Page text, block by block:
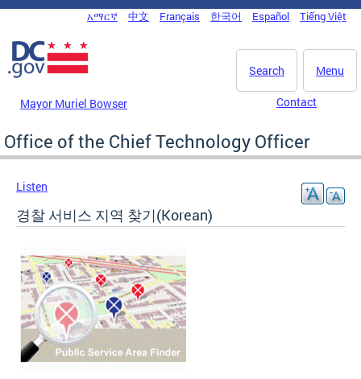
Skip to main content
DC Agency Top Menu
አማርኛ 中文 Français 한국어 Español Tiếng Việt
Menu
Search
Mayor Muriel Bowser Contact
Office of the Chief Technology Officer
Listen
경찰 서비스 지역 찾기(Korean)